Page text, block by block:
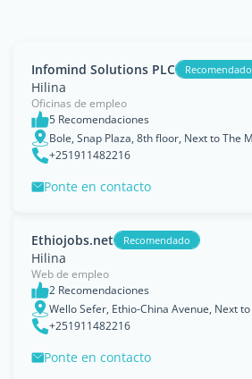
Infomind Solutions PLC Recomendado
Hilina
Oficinas de empleo
5 Recomendaciones
+251911482216
Ponte en contacto
Ethiojobs.net Recomendado
Hilina
Web de empleo
2 Recomendaciones
+251911482216
Ponte en contacto